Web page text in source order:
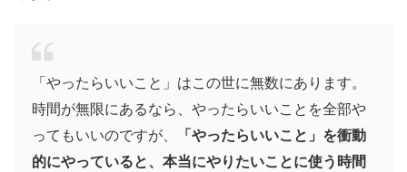
「やったらいいこと」はこの世に無数にあります。
時間が無限にあるなら、やったらいいことを全部や
ってもいいのですが、
「やったらいいこと」を衝動
的にやっていると、本当にやりたいことに使う時間